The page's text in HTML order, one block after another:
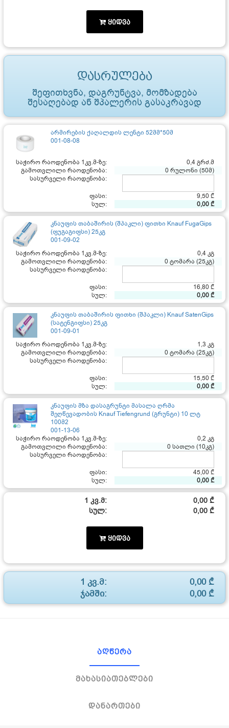
ყიდვა
დასრულება
შეფითხვნა, დაგრუნტვა, მომზადება
შესაღებად ან შპალერის გასაკრავად
არმირების ქაღალდის ლენტი 52მმ*50მ
001-08-08
საჭირო რაოდენობა 1კვ.მ-ზე:
0,4 გრძ.მ
გამოთვლილი რაოდენობა:
0 რულონი (50მ)
სასურველი რაოდენობა:
ფასი:
9,50 ₾
სულ:
0,00 ₾
კნაუფის თაბაშირის (შპაკლი) ფითხი Knauf FugaGips
(ფუგაგიფსი) 25კგ
001-09-02
საჭირო რაოდენობა 1კვ.მ-ზე:
0,4 კგ
გამოთვლილი რაოდენობა:
0 ტომარა (25კგ)
სასურველი რაოდენობა:
ფასი:
16,80 ₾
სულ:
0,00 ₾
კნაუფის თაბაშირის ფითხი (შპაკლი) Knauf SatenGips
(სატენგიფსი) 25კგ
001-09-01
საჭირო რაოდენობა 1კვ.მ-ზე:
1,3 კგ
გამოთვლილი რაოდენობა:
0 ტომარა (25კგ)
სასურველი რაოდენობა:
ფასი:
15,50 ₾
სულ:
0,00 ₾
კნაუფის მზა დასაგრუნტი მასალა ღრმა
შეღწევადობის Knauf Tiefengrund (გრუნტი) 10 ლტ
100მ2
001-13-06
საჭირო რაოდენობა 1კვ.მ-ზე:
0,2 კგ
გამოთვლილი რაოდენობა:
0 სათლი (10კგ)
სასურველი რაოდენობა:
ფასი:
45,00 ₾
სულ:
0,00 ₾
1 კვ.მ:
0,00 ₾
სულ:
0,00 ₾
ყიდვა
1 კვ.მ:
0,00 ₾
ჯამში:
0,00 ₾
აღწერა
მახასიათებლები
დანართები